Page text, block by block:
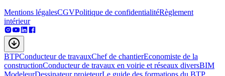
Mentions légalesCGVPolitique de confidentialitéRèglement
intérieur
BTPConducteur de travauxChef de chantierEconomiste de la
constructionConducteur de travaux en voirie et réseaux diversBIM
ModeleurDessinateur projeteurLe guide des formations du BTP